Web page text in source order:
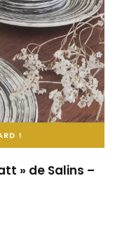
!
» de Salins –